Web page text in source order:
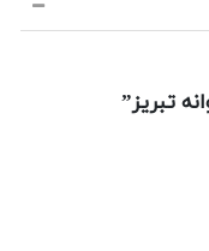
تبریز”